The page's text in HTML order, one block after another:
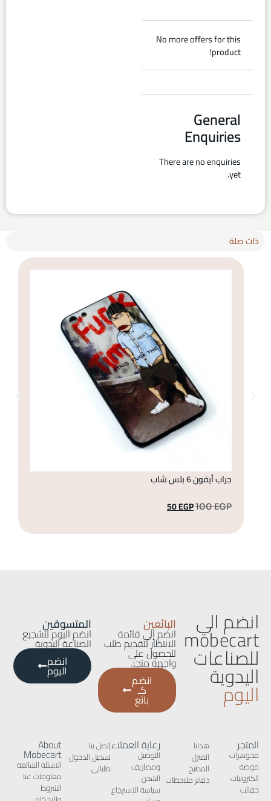
No more offers for this
product!
General
Enquiries
There are no enquiries
yet.
ذات صلة
جراب أيفون 6 بلس شاب
100EGP
50EGP
انضم الي
mobecart
للصناعات
اليدوية
اليوم
البائعين
انضم إلى قائمة
الانتظار لتقديم طلب
للحصول على
واجهة متجر.
انضم
كـ
بائع
المتسوقين
انضم اليوم لتشجيع
الصناعة اليدوية
انضم
اليوم
المتجر
مجوهرات
موضة
الكترونيات
حقائب
هدايا
المنزل
المطبخ
دفاتر ملاحظات
رعاية العملاء
التوصيل
ومصاريف
الشحن
سياسة الاسترجاع
إتصل بنا
تسجيل الدخول
طلباتى
About
Mobecart
الاسئلة الشائعة
معلومات عنا
الشروط